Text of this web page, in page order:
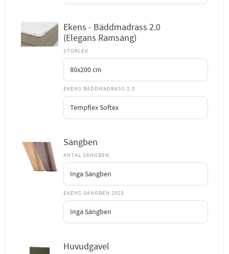
Ekens - Bäddmadrass 2.0
(Elegans Ramsäng)
STORLEK
EKENS BÄDDMADRASS 2.0
Sängben
ANTAL SÄNGBEN
EKENS SÄNGBEN 2023
Huvudgavel